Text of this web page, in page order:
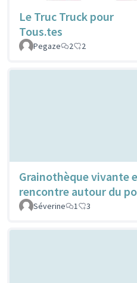
Le Truc Truck pour
Tous.tes
Pegaze
2 2
Grainothèque vivante
rencontre autour du
Séverine
1 3